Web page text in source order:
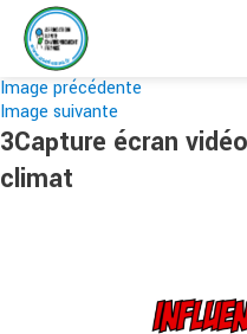
Image précédente
Image suivante
3Capture écran
climat